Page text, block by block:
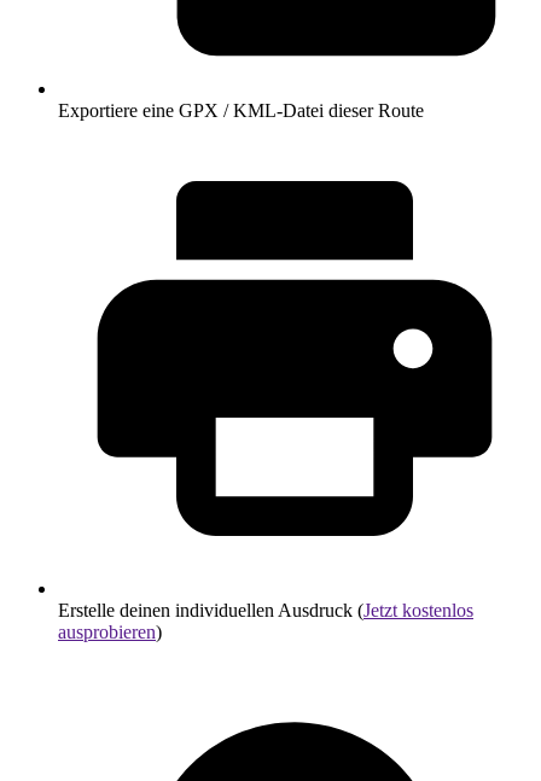
Exportiere eine GPX / KML-Datei dieser Route
Erstelle deinen individuellen Ausdruck (Jetzt kostenlos
ausprobieren)